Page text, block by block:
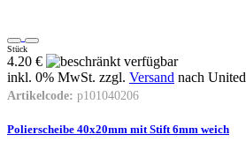
Stück
4.20 €
inkl. 0% MwSt. zzgl. Versand nach
Artikelcode: p101040206
Polierscheibe 40x20mm mit Stift 6mm weich